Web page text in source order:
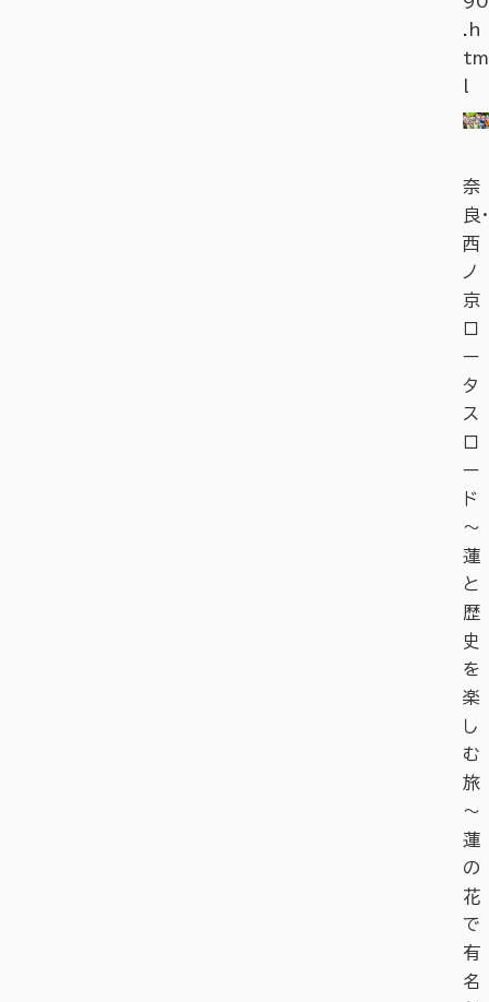
.h
tm
奈
良・
西
ノ
京
ロ
ー
タ
ス
ロ
ー
ド
〜
蓮
と
歴
史
を
楽
し
む
旅
〜
蓮
の
花
で
有
名